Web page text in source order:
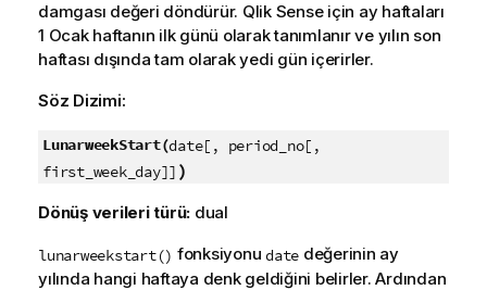
damgası değeri döndürür. Qlik Senseiçin ay haftaları
1 Ocak haftanın ilk günü olarak tanımlanır ve yılın son
haftası dışında tam olarak yedi gün içerirler.
Söz Dizimi:
LunarweekStart(date[, period_no[,
first_week_day]] )
Dönüş verileri türü: dual
lunarweekstart() fonksiyonu date değerinin ay
yılında hangi haftaya denk geldiğini belirler. Ardından